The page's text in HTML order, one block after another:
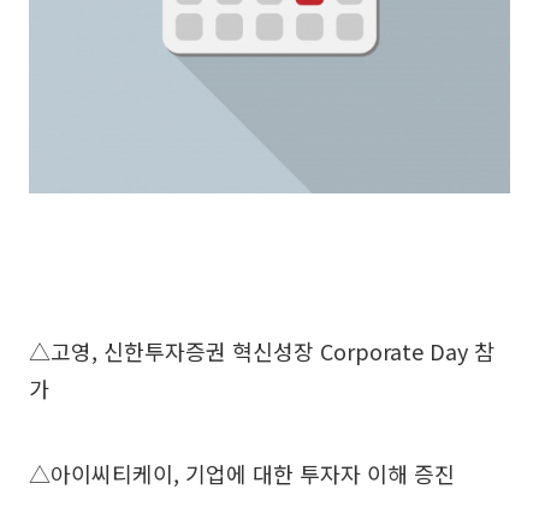
△고영, 신한투자증권 혁신성장 Corporate Day 참
가
△아이씨티케이, 기업에 대한 투자자 이해 증진